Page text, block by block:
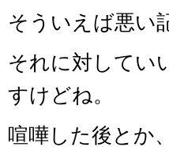
そういえば悪い
それに対してい
すけどね。
喧嘩した後とか